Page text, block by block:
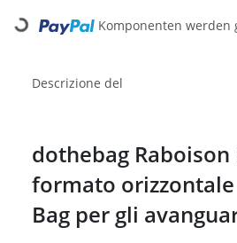
Loading... Komponenten werden
Descrizione del
dothebag Raboison
formato orizzontale
Bag per gli